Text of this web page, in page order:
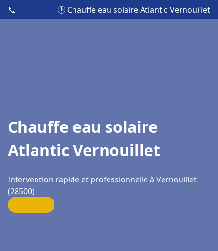
📞 🕒 Chauffe eau solaire Atlantic Vernouillet
Chauffe eau solaire
Atlantic Vernouillet
Intervention rapide et professionnelle à Vernouillet
(28500)